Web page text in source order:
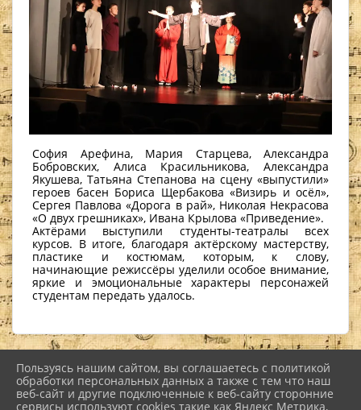
София Арефина, Мария Старцева, Александра
Бобровских, Алиса Красильникова, Александра
Якушева, Татьяна Степанова на сцену «выпустили»
героев басен Бориса Щербакова «Визирь и осёл»,
Сергея Павлова «Дорога в рай», Николая Некрасова
«О двух грешниках», Ивана Крылова «Приведение».
Актёрами выступили студенты-театралы всех
курсов. В итоге, благодаря актёрскому мастерству,
пластике и костюмам, которым, к слову,
начинающие режиссёры уделили особое внимание,
яркие и эмоциональные характеры персонажей
студентам передать удалось.
2026 г. nkiinfo.ru
Вход
Карта сайта
Пользуясь нашим сайтом, вы соглашаетесь с политикой
обработки персональных данных а также с тем что наш
веб-сайт и другие подключенные к веб-сайту сторонние
сервисы используют cookies такие как Яндекс Метрика,